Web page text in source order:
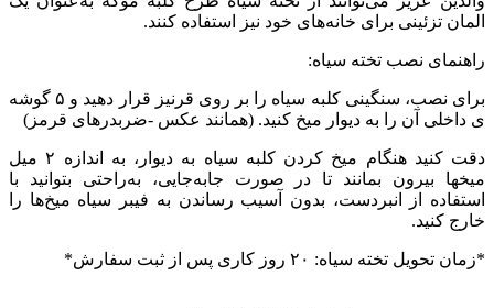
المان تزئینی برای خانه‌های خود نیز استفاده کنند.
راهنمای نصب تخته سیاه:
برای نصب، سنگینی کلبه سیاه را بر روی قرنیز قرار دهید و ۵ گوشه
ی داخلی آن را به دیوار میخ کنید. (همانند عکس -ضربدرهای قرمز)
دقت کنید هنگام میخ کردن کلبه سیاه به دیوار، به اندازه ۲ میل
میخها بیرون بمانند تا در صورت جابه‌جایی، به‌راحتی بتوانید با
استفاده از انبردست، بدون آسیب رساندن به فیبر سیاه میخ‌ها را
خارج کنید.
*زمان تحویل تخته سیاه: ۲۰ روز کاری پس از ثبت سفارش*